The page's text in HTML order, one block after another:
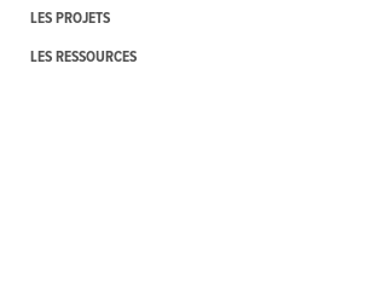
LES PROJETS
LES RESSOURCES